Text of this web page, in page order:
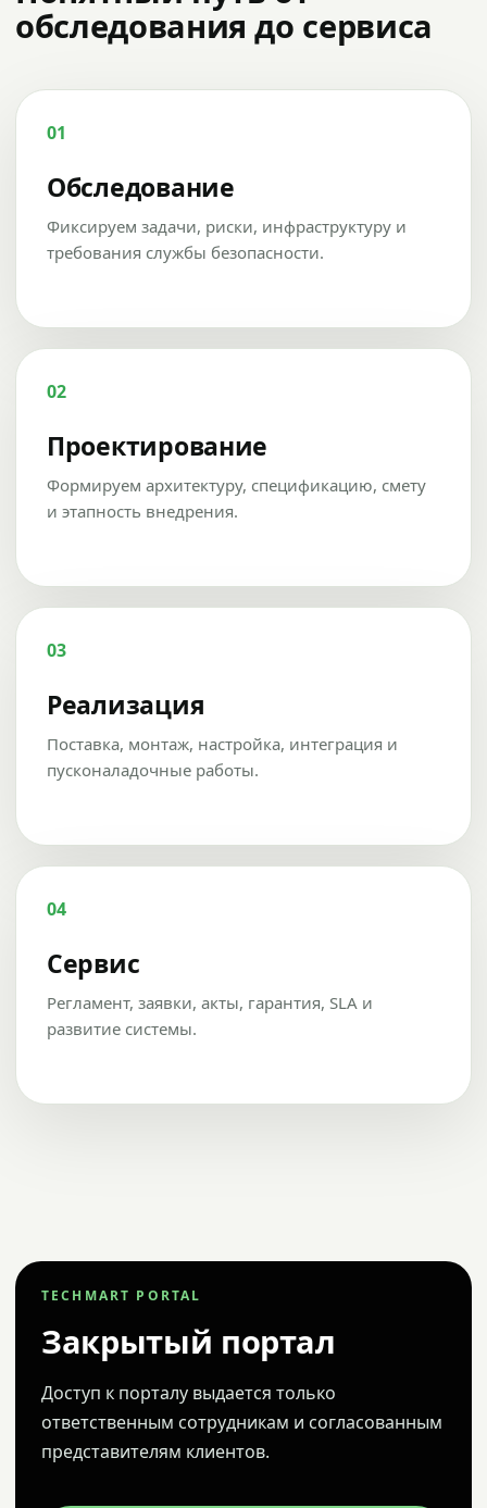
обследования до сервиса
01
Обследование
Фиксируем задачи, риски, инфраструктуру и
требования службы безопасности.
02
Проектирование
Формируем архитектуру, спецификацию, смету
и этапность внедрения.
03
Реализация
Поставка, монтаж, настройка, интеграция и
пусконаладочные работы.
04
Сервис
Регламент, заявки, акты, гарантия, SLA и
развитие системы.
TECHMART PORTAL
Закрытый портал
Доступ к порталу выдается только
ответственным сотрудникам и согласованным
представителям клиентов.